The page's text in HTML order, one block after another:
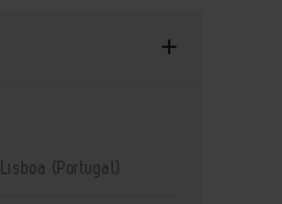
Lisboa (Portugal)